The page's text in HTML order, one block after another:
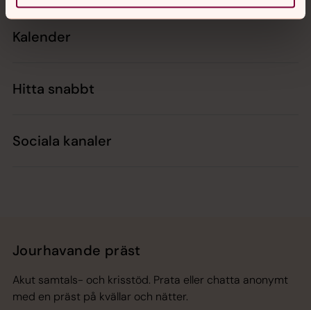
Kalender
Hitta snabbt
Sociala kanaler
Jourhavande präst
Akut samtals- och krisstöd. Prata eller chatta anonymt
med en präst på kvällar och nätter.